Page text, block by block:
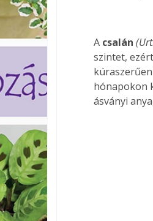
A csalán
szintet,
hónapokon
ásványi